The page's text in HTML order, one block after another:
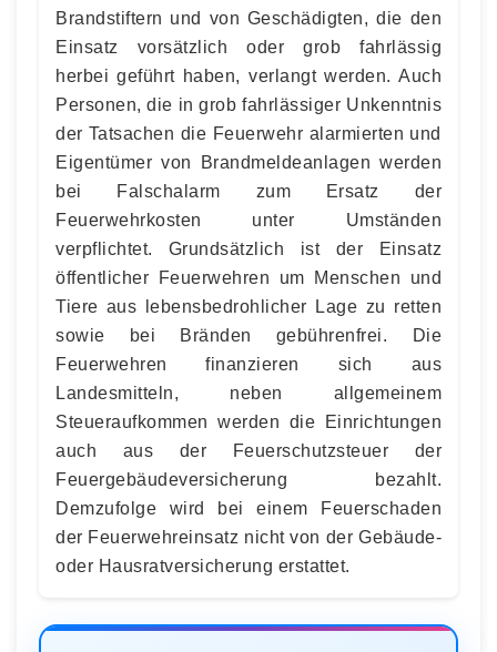
Brandstiftern und von Geschädigten, die den
Einsatz vorsätzlich oder grob fahrlässig
herbei geführt haben, verlangt werden. Auch
Personen, die in grob fahrlässiger Unkenntnis
der Tatsachen die Feuerwehr alarmierten und
Eigentümer von Brandmeldeanlagen werden
bei Falschalarm zum Ersatz der
Feuerwehrkosten unter Umständen
verpflichtet. Grundsätzlich ist der Einsatz
öffentlicher Feuerwehren um Menschen und
Tiere aus lebensbedrohlicher Lage zu retten
sowie bei Bränden gebührenfrei. Die
Feuerwehren finanzieren sich aus
Landesmitteln, neben allgemeinem
Steueraufkommen werden die Einrichtungen
auch aus der Feuerschutzsteuer der
Feuergebäudeversicherung bezahlt.
Demzufolge wird bei einem Feuerschaden
der Feuerwehreinsatz nicht von der Gebäude-
oder Hausratversicherung erstattet.